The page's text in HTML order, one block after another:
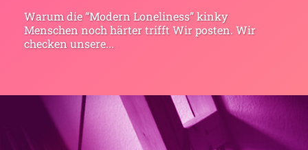
Warum die “Modern Loneliness” kinky
Menschen noch härter trifft Wir posten. Wir
checken unsere...